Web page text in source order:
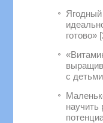
Ягодный
готово»
с
научить